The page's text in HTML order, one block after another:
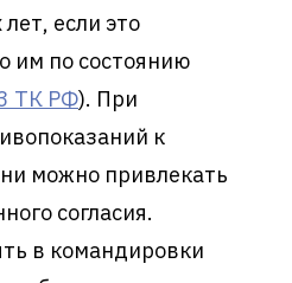
если это
им по состоянию
ТК РФ). При
к
можно привлекать
согласия.
в командировки